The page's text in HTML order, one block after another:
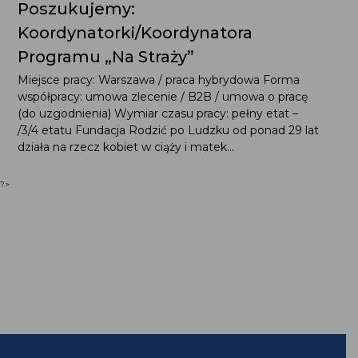
Poszukujemy:
Koordynatorki/Koordynatora
Programu „Na Straży”
Miejsce pracy: Warszawa / praca hybrydowa Forma
współpracy: umowa zlecenie / B2B / umowa o pracę
(do uzgodnienia) Wymiar czasu pracy: pełny etat –
/3/4 etatu Fundacja Rodzić po Ludzku od ponad 29 lat
działa na rzecz kobiet w ciąży i matek...
?>